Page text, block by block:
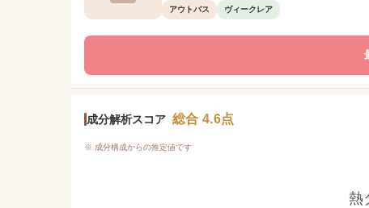
アウトバス ヴィークレア
成分解析スコア 総合 4.6点
※ 成分構成からの推定値です
熱